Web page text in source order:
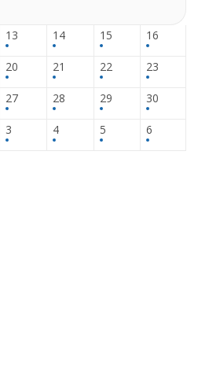
13 14 15 16
20 21 22 23
27 28 29 30
3 4 5 6